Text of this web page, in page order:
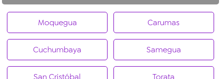
Moquegua Carumas
Cuchumbaya Samegua
San Cristóbal Torata